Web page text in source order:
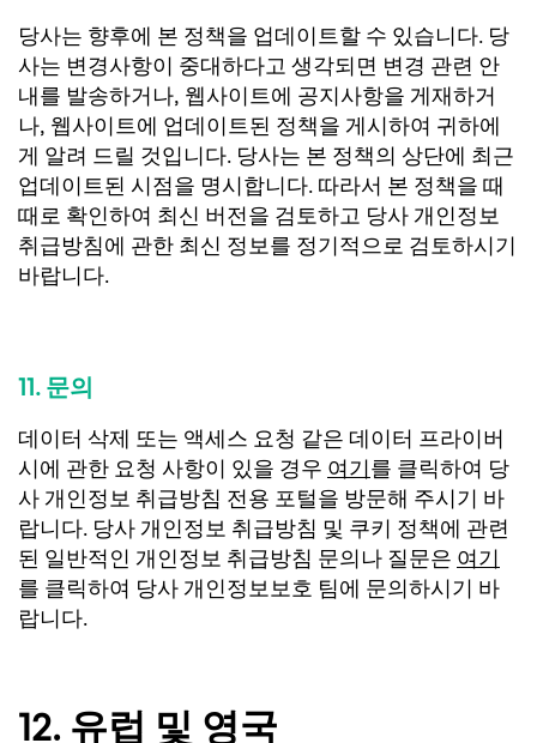
당사는 향후에 본 정책을 업데이트할 수 있습니다. 당
사는 변경사항이 중대하다고 생각되면 변경 관련 안
내를 발송하거나, 웹사이트에 공지사항을 게재하거
나, 웹사이트에 업데이트된 정책을 게시하여 귀하에
게 알려 드릴 것입니다. 당사는 본 정책의 상단에 최근
업데이트된 시점을 명시합니다. 따라서 본 정책을 때
때로 확인하여 최신 버전을 검토하고 당사 개인정보
취급방침에 관한 최신 정보를 정기적으로 검토하시기
바랍니다.
11. 문의
데이터 삭제 또는 액세스 요청 같은 데이터 프라이버
시에 관한 요청 사항이 있을 경우 여기를 클릭하여 당
사 개인정보 취급방침 전용 포털을 방문해 주시기 바
랍니다. 당사 개인정보 취급방침 및 쿠키 정책에 관련
된 일반적인 개인정보 취급방침 문의나 질문은 여기
를 클릭하여 당사 개인정보보호 팀에 문의하시기 바
랍니다.
12. 유럽 및 영국